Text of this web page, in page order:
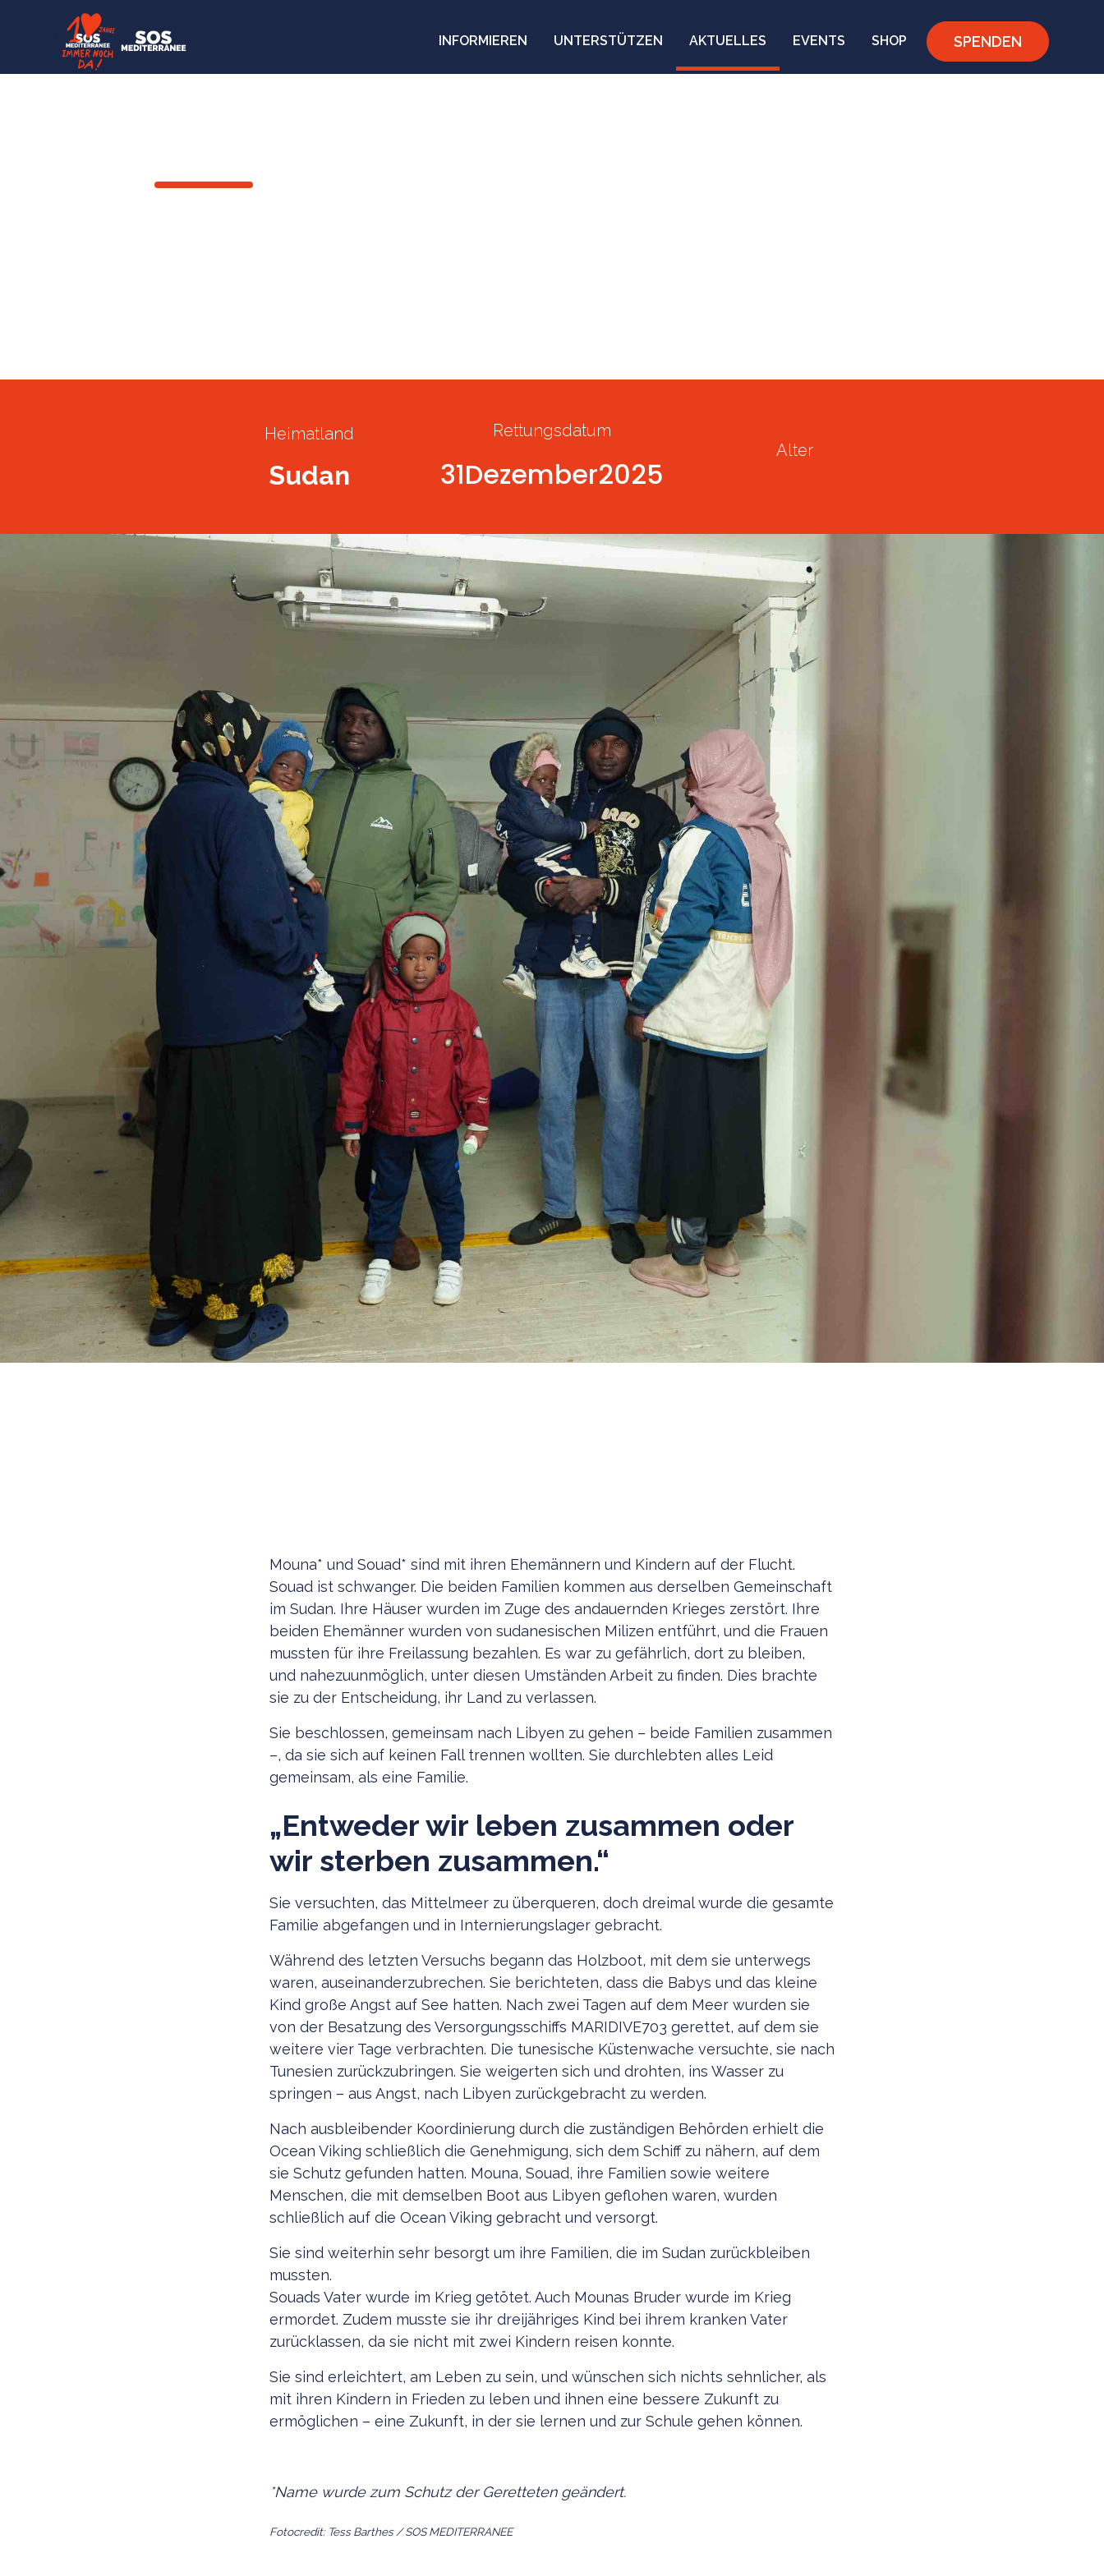
INFORMIEREN UNTERSTÜTZEN AKTUELLES EVENTS SHOP SPENDEN
Heimatland
Sudan
Rettungsdatum
31Dezember2025
Alter
Mouna* und Souad* sind mit ihren Ehemännern und Kindern auf der Flucht.
Souad ist schwanger. Die beiden Familien kommen aus derselben Gemeinschaft
im Sudan. Ihre Häuser wurden im Zuge des andauernden Krieges zerstört. Ihre
beiden Ehemänner wurden von sudanesischen Milizen entführt, und die Frauen
mussten für ihre Freilassung bezahlen. Es war zu gefährlich, dort zu bleiben,
und nahezuunmöglich, unter diesen Umständen Arbeit zu finden. Dies brachte
sie zu der Entscheidung, ihr Land zu verlassen.
Sie beschlossen, gemeinsam nach Libyen zu gehen – beide Familien zusammen
–, da sie sich auf keinen Fall trennen wollten. Sie durchlebten alles Leid
gemeinsam, als eine Familie.
„Entweder wir leben zusammen oder
wir sterben zusammen.“
Sie versuchten, das Mittelmeer zu überqueren, doch dreimal wurde die gesamte
Familie abgefangen und in Internierungslager gebracht.
Während des letzten Versuchs begann das Holzboot, mit dem sie unterwegs
waren, auseinanderzubrechen. Sie berichteten, dass die Babys und das kleine
Kind große Angst auf See hatten. Nach zwei Tagen auf dem Meer wurden sie
von der Besatzung des Versorgungsschiffs MARIDIVE703 gerettet, auf dem sie
weitere vier Tage verbrachten. Die tunesische Küstenwache versuchte, sie nach
Tunesien zurückzubringen. Sie weigerten sich und drohten, ins Wasser zu
springen – aus Angst, nach Libyen zurückgebracht zu werden.
Nach ausbleibender Koordinierung durch die zuständigen Behörden erhielt die
Ocean Viking schließlich die Genehmigung, sich dem Schiff zu nähern, auf dem
sie Schutz gefunden hatten. Mouna, Souad, ihre Familien sowie weitere
Menschen, die mit demselben Boot aus Libyen geflohen waren, wurden
schließlich auf die Ocean Viking gebracht und versorgt.
Sie sind weiterhin sehr besorgt um ihre Familien, die im Sudan zurückbleiben
mussten.
Souads Vater wurde im Krieg getötet. Auch Mounas Bruder wurde im Krieg
ermordet. Zudem musste sie ihr dreijähriges Kind bei ihrem kranken Vater
zurücklassen, da sie nicht mit zwei Kindern reisen konnte.
Sie sind erleichtert, am Leben zu sein, und wünschen sich nichts sehnlicher, als
mit ihren Kindern in Frieden zu leben und ihnen eine bessere Zukunft zu
ermöglichen – eine Zukunft, in der sie lernen und zur Schule gehen können.
*Name wurde zum Schutz der Geretteten geändert.
Fotocredit: Tess Barthes / SOS MEDITERRANEE